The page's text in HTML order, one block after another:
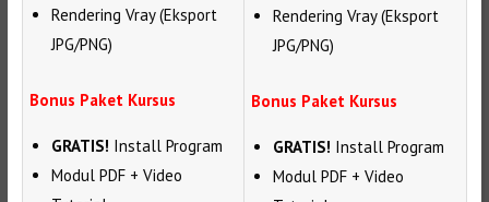
Rendering Vray (Eksport
JPG/PNG)
Bonus Paket Kursus
GRATIS! Install Program
Modul PDF + Video
Rendering Vray (Eksport
JPG/PNG)
Bonus Paket Kursus
GRATIS! Install Program
Modul PDF + Video